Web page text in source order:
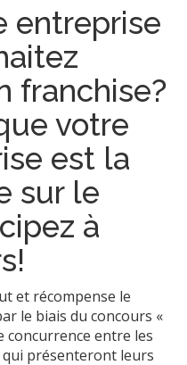
entreprise
franchise?
votre
est la
sur le
à
et récompense le
le biais du concours «
concurrence entre les
présenteront leurs